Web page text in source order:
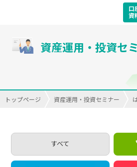
口
資
資産運用・投資セ
トップページ 資産運用・投資セミナー
すべて